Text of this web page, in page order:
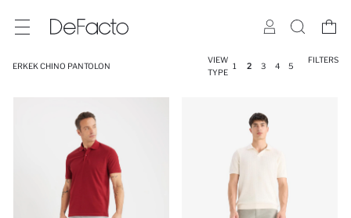
ERKEK CHINO PANTOLON
VIEW
TYPE
1 2 3 4 5
FILTERS